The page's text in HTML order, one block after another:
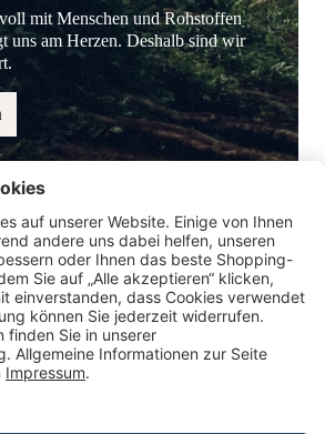
mit Menschen und Rohstoffen
uns am Herzen. Deshalb sind wir